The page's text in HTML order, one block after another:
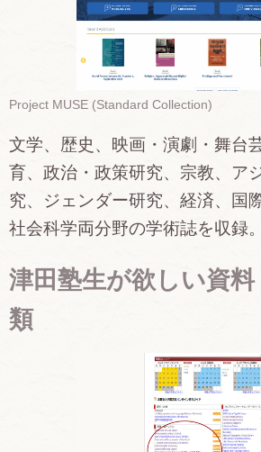
Project MUSE (Standard Collection)
文学、歴史、映画・演劇・舞台
育、政治・政策研究、宗教、ア
究、ジェンダー研究、経済、国
社会科学両分野の学術誌を収録。
津田塾生が欲しい資
類